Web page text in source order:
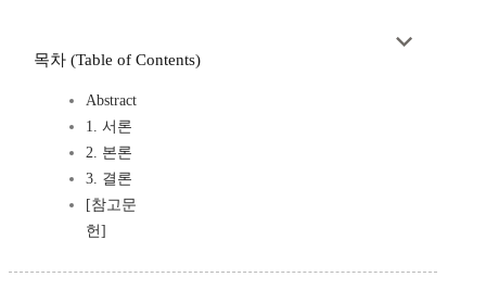
목차 (Table of Contents)
Abstract
1. 서론
2. 본론
3. 결론
[참고문
헌]